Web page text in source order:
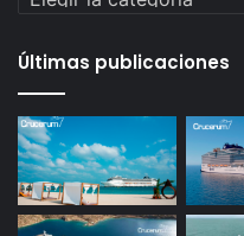
Últimas publicaciones